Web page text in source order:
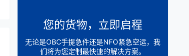
您的货物，立即启程
无论是OBC手提急件还是NFO紧急空运，我
们将为您定制最快速的解决方案。